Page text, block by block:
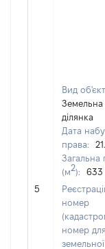
5
Вид
Земельна
ділянка
Дата
права:
Загальна
(м2):
633
номер
номер для
земельної